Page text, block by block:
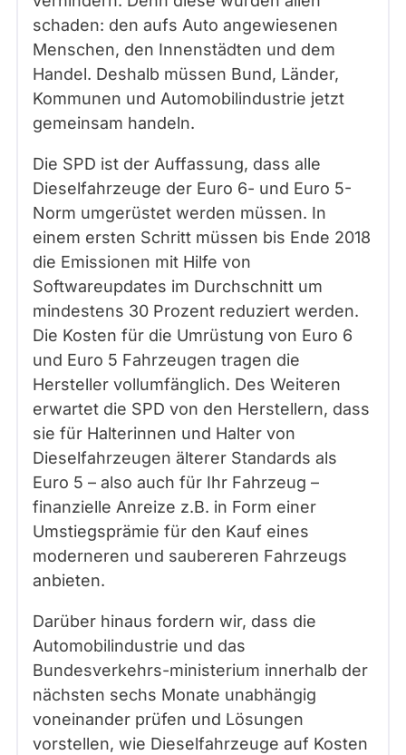
schaden: den aufs Auto angewiesenen
Menschen, den Innenstädten und dem
Handel. Deshalb müssen Bund, Länder,
Kommunen und Automobilindustrie jetzt
gemeinsam handeln.
Die SPD ist der Auffassung, dass alle
Dieselfahrzeuge der Euro 6- und Euro 5-
Norm umgerüstet werden müssen. In
einem ersten Schritt müssen bis Ende 2018
die Emissionen mit Hilfe von
Softwareupdates im Durchschnitt um
mindestens 30 Prozent reduziert werden.
Die Kosten für die Umrüstung von Euro 6
und Euro 5 Fahrzeugen tragen die
Hersteller vollumfänglich. Des Weiteren
erwartet die SPD von den Herstellern, dass
sie für Halterinnen und Halter von
Dieselfahrzeugen älterer Standards als
Euro 5 – also auch für Ihr Fahrzeug –
finanzielle Anreize z.B. in Form einer
Umstiegsprämie für den Kauf eines
moderneren und saubereren Fahrzeugs
anbieten.
Darüber hinaus fordern wir, dass die
Automobilindustrie und das
Bundesverkehrs-ministerium innerhalb der
nächsten sechs Monate unabhängig
voneinander prüfen und Lösungen
vorstellen, wie Dieselfahrzeuge auf Kosten